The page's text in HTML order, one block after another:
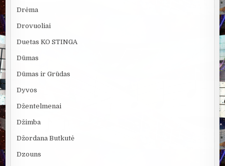
Drėma
Drovuoliai
Duetas KO STINGA
Dūmas
Dūmas ir Grūdas
Dyvos
Džentelmenai
Džimba
Džordana Butkutė
Dzouns